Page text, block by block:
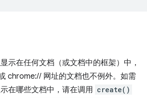
示在任何文档（或文档中的框架）中，
chrome:// 网址的文档也不例外。如需
在哪些文档中，请在调用 create()